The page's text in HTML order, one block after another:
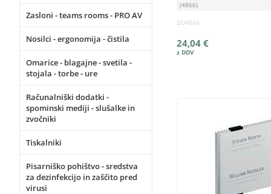
Zasloni - teams rooms - PRO AV
Nosilci - ergonomija - čistila
Omarice - blagajne - svetila -
stojala - torbe - ure
Računalniški dodatki -
spominski mediji - slušalke in
zvočniki
Tiskalniki
Pisarniško pohištvo - sredstva
za dezinfekcijo in zaščito pred
virusi
(4866)
DU4866
24,04 €